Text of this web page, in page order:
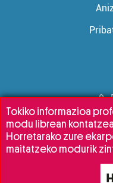
Tokiko informazioa
modu librean
Horretarako zure
maitatzeko modurik